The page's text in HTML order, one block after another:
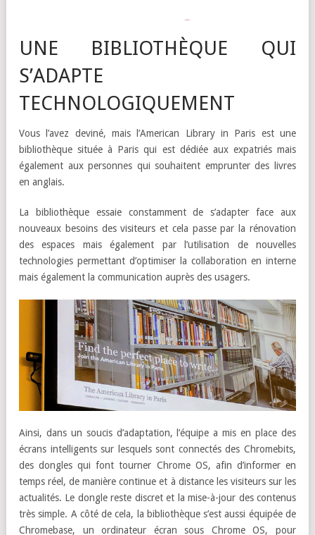
UNE BIBLIOTHÈQUE QUI
S’ADAPTE
TECHNOLOGIQUEMENT
Vous l’avez deviné, mais l’American Library in Paris est une
bibliothèque située à Paris qui est dédiée aux expatriés mais
également aux personnes qui souhaitent emprunter des livres
en anglais.
La bibliothèque essaie constamment de s’adapter face aux
nouveaux besoins des visiteurs et cela passe par la rénovation
des espaces mais également par l’utilisation de nouvelles
technologies permettant d’optimiser la collaboration en interne
mais également la communication auprès des usagers.
Ainsi, dans un soucis d’adaptation, l’équipe a mis en place des
écrans intelligents sur lesquels sont connectés des Chromebits,
des dongles qui font tourner Chrome OS, afin d’informer en
temps réel, de manière continue et à distance les visiteurs sur les
actualités. Le dongle reste discret et la mise-à-jour des contenus
très simple. A côté de cela, la bibliothèque s’est aussi équipée de
Chromebase, un ordinateur écran sous Chrome OS, pour